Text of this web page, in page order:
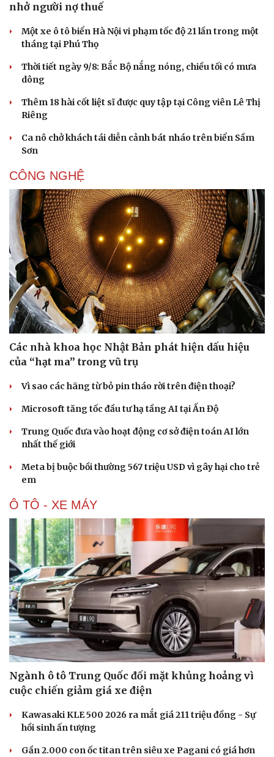
Sân khấu - Điện ảnh
Văn học
Âm nhạc
Di sản
Thời trang
Sao Việt
nhở người nợ thuế
Một xe ô tô biển Hà Nội vi phạm tốc độ 21 lần trong một
tháng tại Phú Thọ
Thời tiết ngày 9/8: Bắc Bộ nắng nóng, chiều tối có mưa
dông
Thêm 18 hài cốt liệt sĩ được quy tập tại Công viên Lê Thị
Riêng
Ca nô chở khách tái diễn cảnh bát nháo trên biển Sầm
Sơn
CÔNG NGHỆ
Các nhà khoa học Nhật Bản phát hiện dấu hiệu
của “hạt ma” trong vũ trụ
Vì sao các hãng từ bỏ pin tháo rời trên điện thoại?
Microsoft tăng tốc đầu tư hạ tầng AI tại Ấn Độ
Trung Quốc đưa vào hoạt động cơ sở điện toán AI lớn
nhất thế giới
Meta bị buộc bồi thường 567 triệu USD vì gây hại cho trẻ
em
Ô TÔ - XE MÁY
Ngành ô tô Trung Quốc đối mặt khủng hoảng vì
cuộc chiến giảm giá xe điện
Kawasaki KLE 500 2026 ra mắt giá 211 triệu đồng - Sự
hồi sinh ấn tượng
Gần 2.000 con ốc titan trên siêu xe Pagani có giá hơn